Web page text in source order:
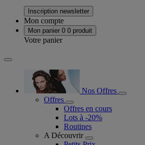
Inscription newsletter
Mon compte
Mon panier 0 0 produit
Votre panier
Nos Offres
Offres
Offres en cours
Lots à -20%
Routines
A Découvrir